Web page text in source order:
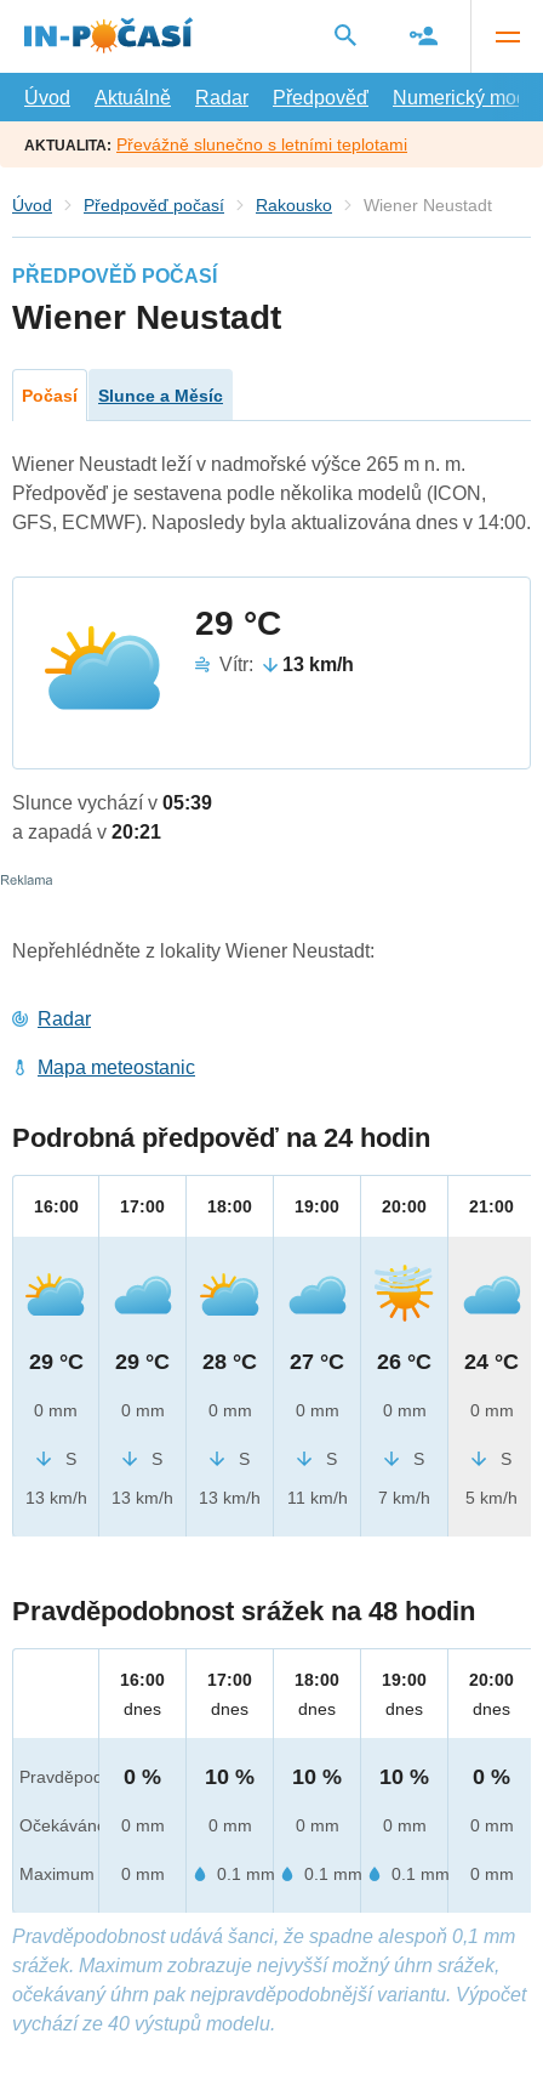
hlavní
Úvod
Aktuálně Radar Předpověď Numerický model
AKTUALITA: Převážně slunečno s letními teplotami
Úvod Předpověď počasí Rakousko Wiener Neustadt
PŘEDPOVĚĎ POČASÍ
Wiener Neustadt
Počasí Slunce a Měsíc
Wiener Neustadt leží v nadmořské výšce 265 m n. m.
Předpověď je sestavena podle několika modelů (ICON,
GFS, ECMWF). Naposledy byla aktualizována dnes v 14:00.
29 °C
Vítr: 13 km/h
Slunce vychází v 05:39
a zapadá v 20:21
Nepřehlédněte z lokality Wiener Neustadt:
Radar
Mapa meteostanic
Podrobná předpověď na 24 hodin
16:00
29 °C
0 mm
S
13 km/h
17:00
29 °C
0 mm
S
13 km/h
18:00
28 °C
0 mm
S
13 km/h
19:00
27 °C
0 mm
S
11 km/h
20:00
26 °C
0 mm
S
7 km/h
21:00
24 °C
0 mm
S
5 km/h
Pravděpodobnost srážek na 48 hodin
Pravděpod.
Očekáváno
Maximum
16:00
dnes
0 %
0 mm
0 mm
17:00
dnes
10 %
0 mm
0.1 mm
18:00
dnes
10 %
0 mm
0.1 mm
19:00
dnes
10 %
0 mm
0.1 mm
20:00
dnes
0 %
0 mm
0 mm
Pravděpodobnost udává šanci, že spadne alespoň 0,1 mm
srážek. Maximum zobrazuje nejvyšší možný úhrn srážek,
očekávaný úhrn pak nejpravděpodobnější variantu. Výpočet
vychází ze 40 výstupů modelu.